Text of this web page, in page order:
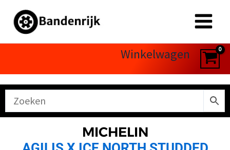
naar
Winkelwagen
MICHELIN